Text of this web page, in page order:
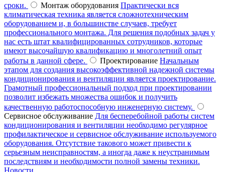
сроки.
Монтаж оборудования Практически вся
климатическая техника является сложнотехническим
оборудованием и, в большинстве случаев, требует
профессионального монтажа. Для решения подобных задач у
нас есть штат квалифицированных сотрудников, которые
имеют высочайшую квалификацию и многолетний опыт
работы в данной сфере.
Проектирование Начальным
этапом для создания высокоэффективной надежной системы
кондиционирования и вентиляции является проектирование.
Грамотный профессиональный подход при проектировании
позволит избежать множества ошибок и получить
качественную работоспособную инженерную систему.
Сервисное обслуживание Для бесперебойной работы систем
кондиционирования и вентиляции необходимо регулярное
профилактическое и сервисное обслуживание используемого
оборудования. Отсутствие такового может привести к
серьезным неисправностям, а иногда даже к неустранимым
последствиям и необходимости полной замены техники.
Новости